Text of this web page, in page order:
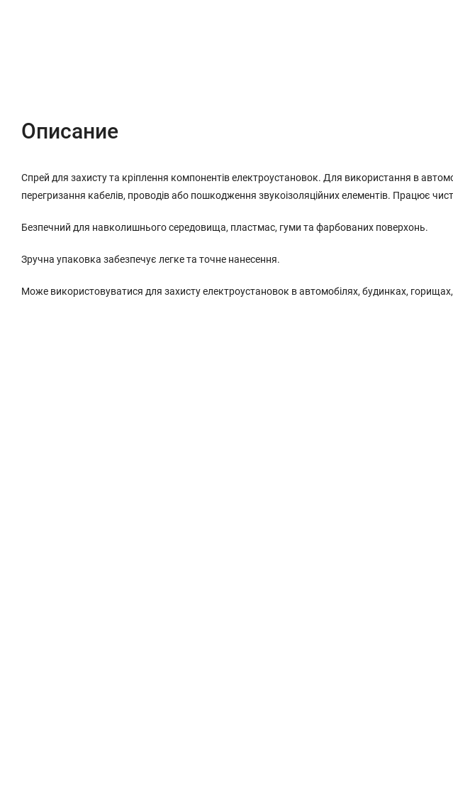
Описание
Спрей для захисту та кріплення компонентів електроустановок. Для використання в
перегризання кабелів, проводів або пошкодження звукоізоляційних елементів. Працює
Безпечний для навколишнього середовища, пластмас, гуми та фарбованих поверхонь.
Зручна упаковка забезпечує легке та точне нанесення.
Може використовуватися для захисту електроустановок в автомобілях, будинках,